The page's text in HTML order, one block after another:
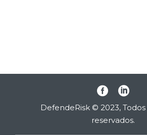
DefendeRisk © 2023,
reservados.